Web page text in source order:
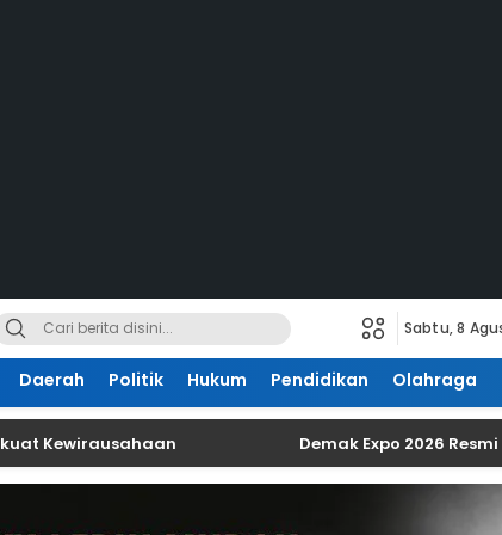
Sabtu, 8
Daerah Politik Hukum Pendidikan Olahraga
Demak Expo 2026 Resmi